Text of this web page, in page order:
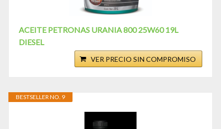
ACEITE PETRONAS URANIA 800 25W60 19L
DIESEL
VER PRECIO SIN COMPROMISO
BESTSELLER NO. 9